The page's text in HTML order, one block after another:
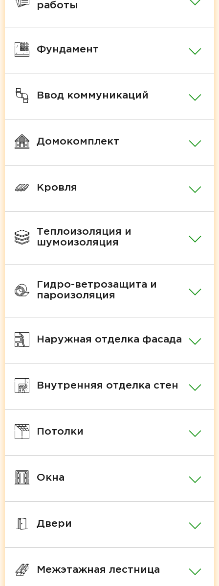
работы
Фундамент
Ввод коммуникаций
Домокомплект
Кровля
Теплоизоляция и
шумоизоляция
Гидро-ветрозащита и
пароизоляция
Наружная отделка фасада
Внутренняя отделка стен
Потолки
Окна
Двери
Межэтажная лестница